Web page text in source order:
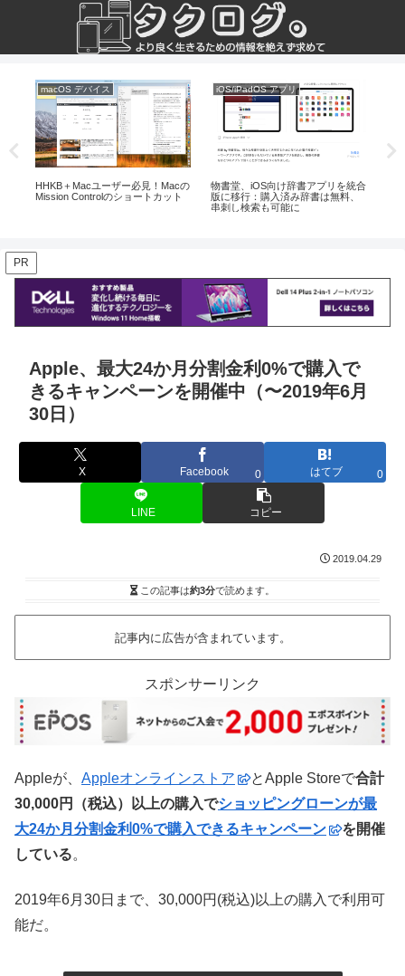
macOS デバイス
HHKB＋Macユーザー必見！Macの
Mission Controlのショートカット
iOS/iPadOS アプリ
物書堂、iOS向け辞書アプリを統合
版に移行：購入済み辞書は無料、
串刺し検索も可能に
PR
Apple、最大24か月分割金利0%で購入で
きるキャンペーンを開催中（〜2019年6月
30日）
X Facebook 0 はてブ 0
LINE コピー
2019.04.29
この記事は約3分で読めます。
記事内に広告が含まれています。
スポンサーリンク
Appleが、 Appleオンラインストア とApple Storeで合計
30,000円（税込）以上の購入でショッピングローンが最
大24か月分割金利0%で購入できるキャンペーン
を開催
している。
2019年6月30日まで、30,000円(税込)以上の購入で利用可
能だ。